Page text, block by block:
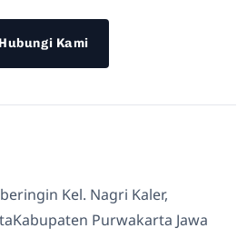
Hubungi Kami
Kel. Nagri Kaler,
Purwakarta Jawa